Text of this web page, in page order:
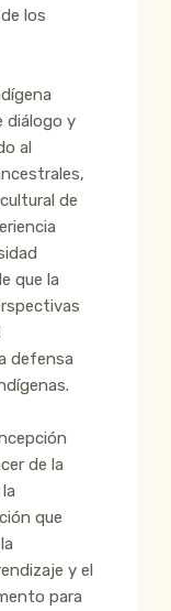
los
diálogo y
al
de
que la
defensa
de la
que
y el
para